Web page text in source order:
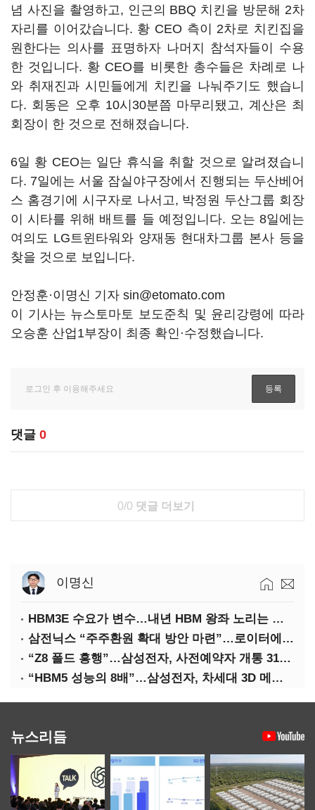
념 사진을 촬영하고, 인근의 BBQ 치킨을 방문해 2차
자리를 이어갔습니다. 황 CEO 측이 2차로 치킨집을
원한다는 의사를 표명하자 나머지 참석자들이 수용
한 것입니다. 황 CEO를 비롯한 총수들은 차례로 나
와 취재진과 시민들에게 치킨을 나눠주기도 했습니
다. 회동은 오후 10시30분쯤 마무리됐고, 계산은 최
회장이 한 것으로 전해졌습니다.
6일 황 CEO는 일단 휴식을 취할 것으로 알려졌습니
다. 7일에는 서울 잠실야구장에서 진행되는 두산베어
스 홈경기에 시구자로 나서고, 박정원 두산그룹 회장
이 시타를 위해 배트를 들 예정입니다. 오는 8일에는
여의도 LG트윈타워와 양재동 현대차그룹 본사 등을
찾을 것으로 보입니다.
안정훈·이명신 기자 sin@etomato.com
이 기사는 뉴스토마토 보도준칙 및 윤리강령에 따라
오승훈 산업1부장이 최종 확인·수정했습니다.
댓글 0
0/0 댓글 더보기
이명신
HBM3E 수요가 변수…내년 HBM 왕좌 노리는 삼성
삼전닉스 “주주환원 확대 방안 마련”…로이터에 성명 보내
“Z8 폴드 흥행”…삼성전자, 사전예약자 개통 31일까지 연장
“HBM5 성능의 8배”…삼성전자, 차세대 3D 메모리 ‘zHBM’ 공개
뉴스리듬